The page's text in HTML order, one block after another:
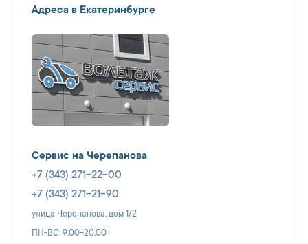
Адреса в Екатеринбурге
Сервис на Черепанова
+7 (343) 271-22-00
+7 (343) 271-21-90
улица Черепанова, дом 1/2
ПН-ВС: 9.00-20.00